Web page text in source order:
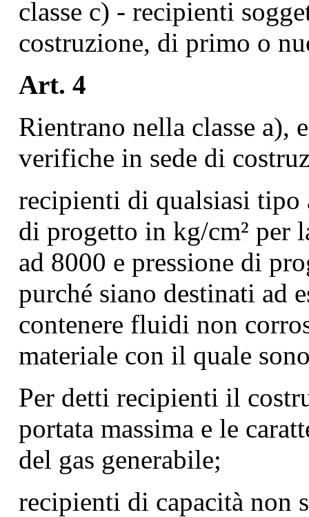
classe c) - recipienti
costruzione, di primo o
Art. 4
Rientrano nella classe a),
verifiche in sede di
recipienti di qualsiasi
di progetto in kg/cm² per
ad 8000 e pressione di
purché siano destinati ad
contenere fluidi non
materiale con il quale
Per detti recipienti il
portata massima e le
del gas generabile;
recipienti di capacità non